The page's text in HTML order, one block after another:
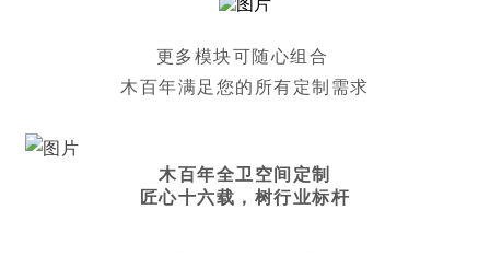
更多模块可随心组合
木百年满足您的所有定制需求
木百年全卫空间定制
匠心十六载，树行业标杆